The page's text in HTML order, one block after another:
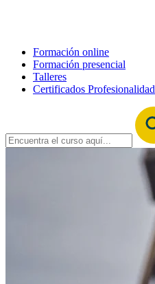
Formación online
Formación presencial
Talleres
Certificados Profesionalidad